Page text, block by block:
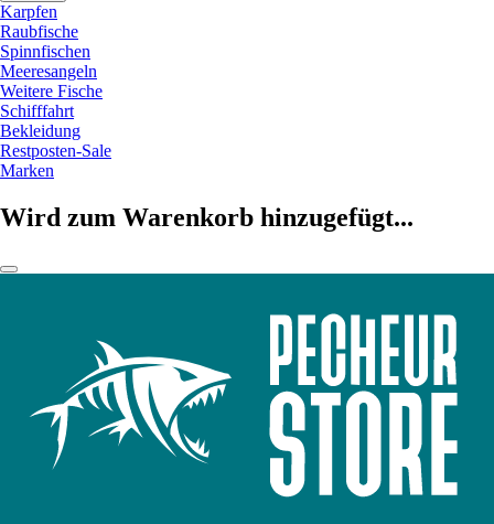
Karpfen
Raubfische
Spinnfischen
Meeresangeln
Weitere Fische
Schifffahrt
Bekleidung
Restposten-Sale
Marken
Wird zum Warenkorb hinzugefügt...